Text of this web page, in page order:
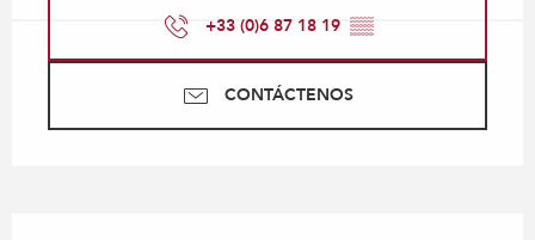
+33 (0)6 87 18 19 ▒▒
CONTÁCTENOS